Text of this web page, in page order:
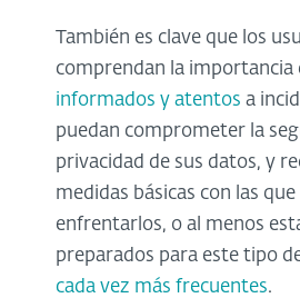
También es clave que los
comprendan la importancia
informados y atentos a
puedan comprometer la
privacidad de sus datos, y
medidas básicas con las
enfrentarlos, o al menos
preparados para este tipo
cada vez más frecuentes.